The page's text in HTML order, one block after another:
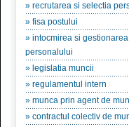
» recrutarea si selectia
» fisa postului
» intocmirea si
personalului
» legislatia muncii
» regulamentul intern
» munca prin agent de
» contractul colectiv de